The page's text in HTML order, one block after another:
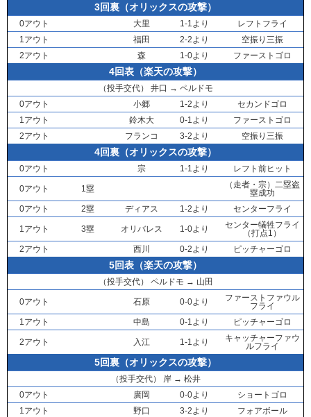
3回裏（オリックスの攻撃）
0アウト 大里 1-1より
レフトフライ
1アウト
福田 2-2より
空振り三振
2アウト
森 1-0より ファーストゴロ
4回表（楽天の攻撃）
（投手交代） 井口 → ペルドモ
0アウト
小郷 1-2より
セカンドゴロ
1アウト
鈴木大 0-1より
ファーストゴロ
2アウト
フランコ 3-2より 空振り三振
4回裏（オリックスの攻撃）
0アウト 宗 1-1より レフト前ヒット
0アウト 1塁 （走者・ 宗）二塁盗
塁成功
0アウト
2塁 ディアス 1-2より センターフライ
1アウト 3塁 オリバレス 1-0より
センター犠牲フライ
（打点1）
2アウト
西川 0-2より ピッチャーゴロ
5回表（楽天の攻撃）
（投手交代） ペルドモ → 山田
0アウト 石原 0-0より
ファーストファウル
フライ
1アウト
中島 0-1より ピッチャーゴロ
2アウト 入江 1-1より
キャッチャーファウ
ルフライ
5回裏（オリックスの攻撃）
（投手交代） 岸→ 松井
0アウト
廣岡 0-0より
ショートゴロ
1アウト
野口 3-2より
フォアボール